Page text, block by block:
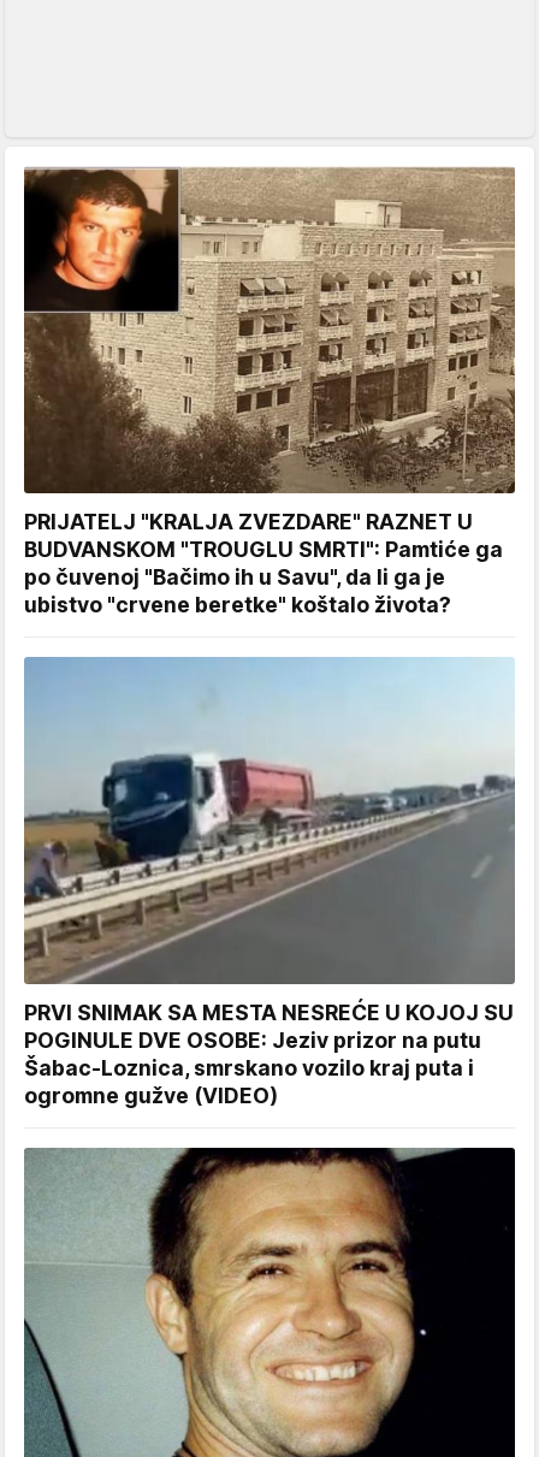
PRIJATELJ "KRALJA ZVEZDARE" RAZNET U
BUDVANSKOM "TROUGLU SMRTI": Pamtiće ga
po čuvenoj "Bačimo ih u Savu", da li ga je
ubistvo "crvene beretke" koštalo života?
PRVI SNIMAK SA MESTA NESREĆE U KOJOJ SU
POGINULE DVE OSOBE: Jeziv prizor na putu
Šabac-Loznica, smrskano vozilo kraj puta i
ogromne gužve (VIDEO)